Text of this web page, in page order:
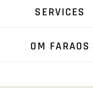
SERVICES
OM FARAOS